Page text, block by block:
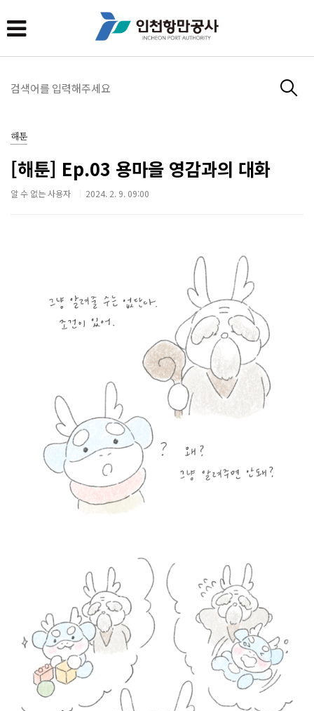
해툰
[해툰] Ep.03 용마을 영감과의 대화
알 수 없는 사용자 2024. 2. 9. 09:00